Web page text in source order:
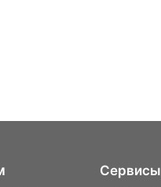
Сервисы